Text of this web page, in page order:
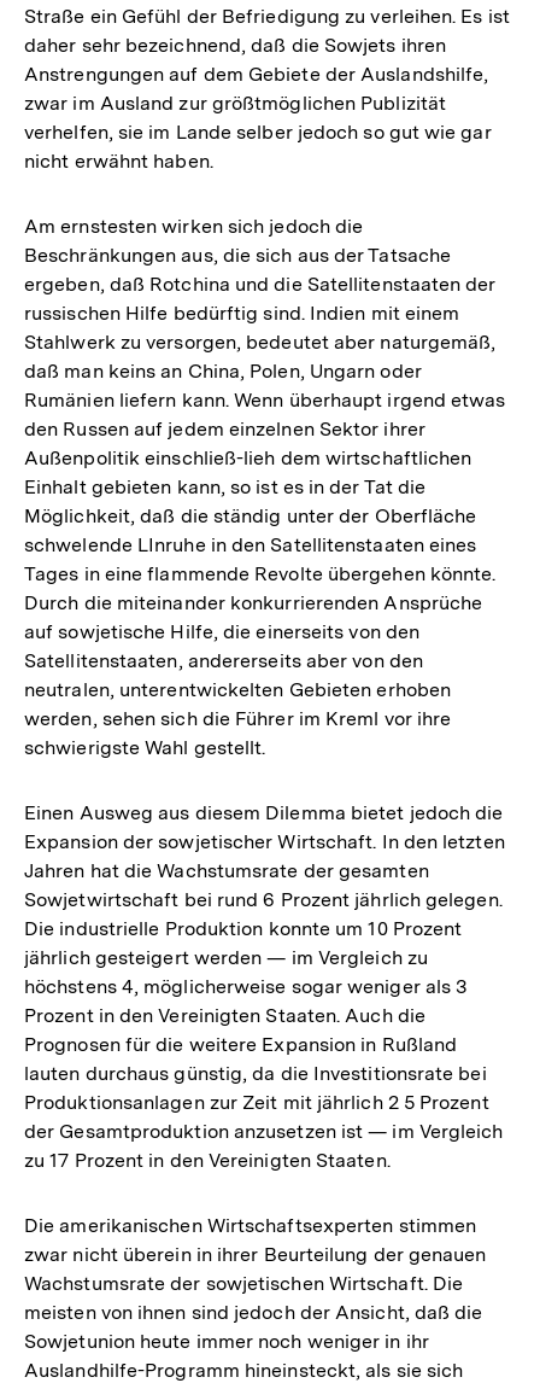
Straße ein Gefühl der Befriedigung zu verleihen. Es ist
daher sehr bezeichnend, daß die Sowjets ihren
Anstrengungen auf dem Gebiete der Auslandshilfe,
zwar im Ausland zur größtmöglichen Publizität
verhelfen, sie im Lande selber jedoch so gut wie gar
nicht erwähnt haben.
Am ernstesten wirken sich jedoch die
Beschränkungen aus, die sich aus der Tatsache
ergeben, daß Rotchina und die Satellitenstaaten der
russischen Hilfe bedürftig sind. Indien mit einem
Stahlwerk zu versorgen, bedeutet aber naturgemäß,
daß man keins an China, Polen, Ungarn oder
Rumänien liefern kann. Wenn überhaupt irgend etwas
den Russen auf jedem einzelnen Sektor ihrer
Außenpolitik einschließ-lieh dem wirtschaftlichen
Einhalt gebieten kann, so ist es in der Tat die
Möglichkeit, daß die ständig unter der Oberfläche
schwelende LInruhe in den Satellitenstaaten eines
Tages in eine flammende Revolte übergehen könnte.
Durch die miteinander konkurrierenden Ansprüche
auf sowjetische Hilfe, die einerseits von den
Satellitenstaaten, andererseits aber von den
neutralen, unterentwickelten Gebieten erhoben
werden, sehen sich die Führer im Kreml vor ihre
schwierigste Wahl gestellt.
Einen Ausweg aus diesem Dilemma bietet jedoch die
Expansion der sowjetischer Wirtschaft. In den letzten
Jahren hat die Wachstumsrate der gesamten
Sowjetwirtschaft bei rund 6 Prozent jährlich gelegen.
Die industrielle Produktion konnte um 10 Prozent
jährlich gesteigert werden — im Vergleich zu
höchstens 4, möglicherweise sogar weniger als 3
Prozent in den Vereinigten Staaten. Auch die
Prognosen für die weitere Expansion in Rußland
lauten durchaus günstig, da die Investitionsrate bei
Produktionsanlagen zur Zeit mit jährlich 2 5 Prozent
der Gesamtproduktion anzusetzen ist — im Vergleich
zu 17 Prozent in den Vereinigten Staaten.
Die amerikanischen Wirtschaftsexperten stimmen
zwar nicht überein in ihrer Beurteilung der genauen
Wachstumsrate der sowjetischen Wirtschaft. Die
meisten von ihnen sind jedoch der Ansicht, daß die
Sowjetunion heute immer noch weniger in ihr
Auslandhilfe-Programm hineinsteckt, als sie sich